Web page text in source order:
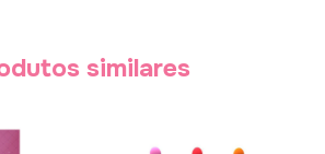
similares